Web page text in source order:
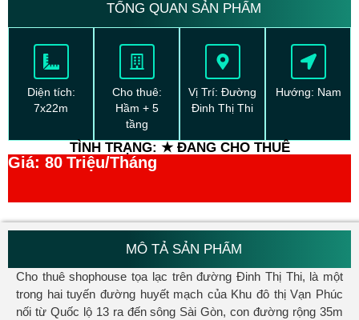
TỔNG QUAN SẢN PHẨM
Diện tích:
7x22m
Cho thuê:
Hầm + 5
tầng
Vị Trí: Đường
Đinh Thị Thi
Hướng: Nam
TÌNH TRẠNG: ★ ĐANG CHO THUÊ
Giá: 80 Triệu/Tháng
MÔ TẢ SẢN PHẨM
Cho thuê shophouse tọa lạc trên đường Đinh Thị Thi, là một
trong hai tuyến đường huyết mạch của Khu đô thị Vạn Phúc
nối từ Quốc lộ 13 ra đến sông Sài Gòn, con đường rộng 35m